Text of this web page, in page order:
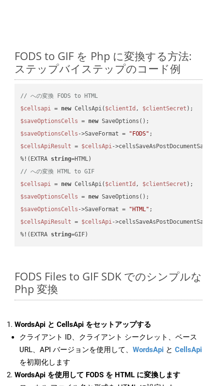
FODS to GIF を Php に変換する方法:
ステップバイステップのコード例
// への変換 FODS to HTML
$cellsapi = new CellsApi( $clientId , $clientSecret
$saveOptionsCells = new
$saveOptionsCells ->SaveFormat = "FODS"
$cellsApiResult = $cellsApi-
%!(EXTRA string
// への変換 HTML to GIF
$cellsapi = new CellsApi( $clientId , $clientSecret
$saveOptionsCells = new
$saveOptionsCells ->SaveFormat = "HTML"
$cellsApiResult = $cellsApi-
%!(EXTRA string=GIF)
FODS Files to GIF SDK でのシンプルな
Php 変換
WordsApi と CellsApi をセットアップする
クライアント ID、クライアント シークレット、ベース
URL、API バージョンを使用して、 WordsApi と CellsApi
を初期化します
WordsApi を使用して FODS を HTML に変換します